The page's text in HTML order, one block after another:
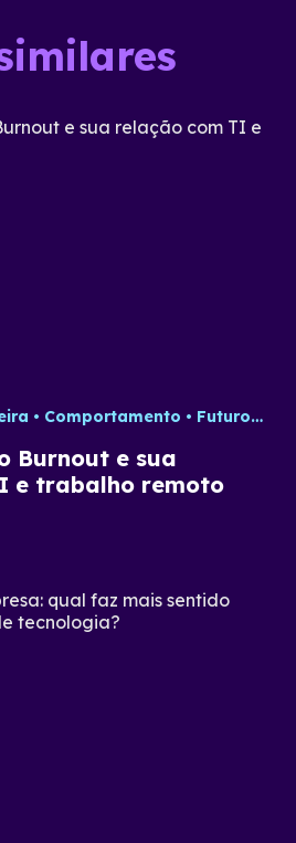
Comportamento Futuro do Trabalho
Burnout e sua
e trabalho remoto